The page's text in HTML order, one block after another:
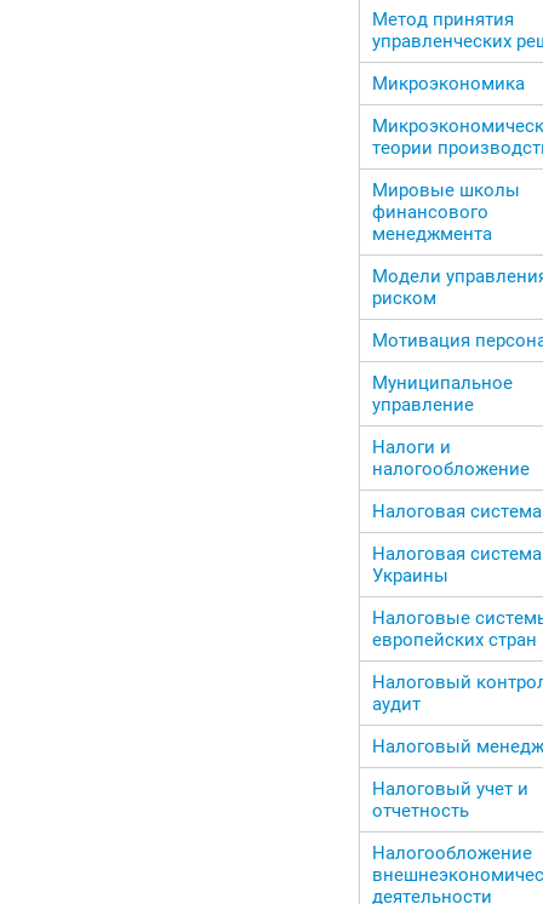
Метод принятия
управленческих
Микроэкономика
теории
Мировые школы
финансового
менеджмента
Модели
риском
Мотивация
Муниципальное
управление
Налоги и
налогообложение
Налоговая система
Налоговая система
Украины
Налоговые
европейских стран
Налоговый
аудит
Налоговый
Налоговый учет и
отчетность
Налогообложение
деятельности